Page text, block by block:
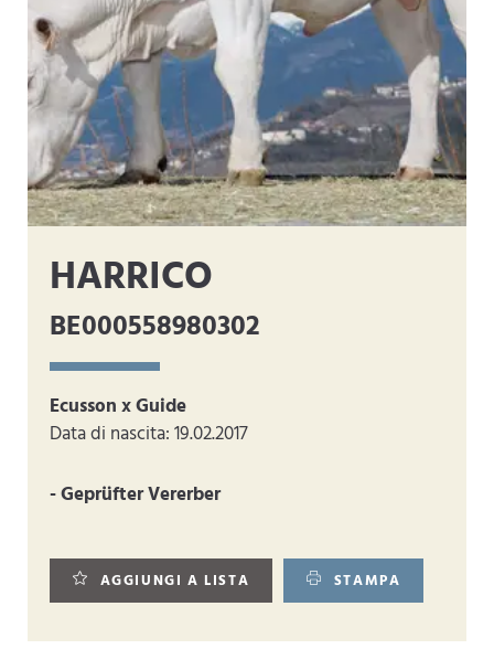
HARRICO
BE000558980302
Ecusson x Guide
Data di nascita: 19.02.2017
- Geprüfter Vererber
AGGIUNGI A LISTA STAMPA